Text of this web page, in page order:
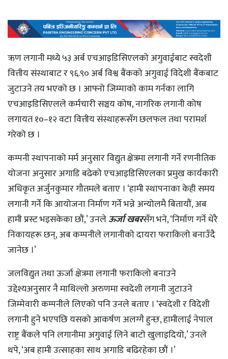
ऋण लगानी मध्ये ५३ अर्ब एचआइडिसिएलको अगुवाईबाट स्वदेशी
वित्तीय संस्थाबाट र ९६.९० अर्ब विश्व बैंकको अगुवाई विदेशी बैंकबाट
जुटाउने तय भएको छ । आफ्नो जिम्माको काम गर्नका लागि
एचआइडिसिएलले कर्मचारी सञ्चय कोष, नागरिक लगानी कोष
लगायत १०–१२ वटा वित्तीय संस्थाहरूसँग छलफल तथा परामर्श
गरेको छ ।
कम्पनी स्थापनाको मर्म अनुसार विद्युत क्षेत्रमा लगानी गर्ने रणनीतिक
योजना अनुसार अगाडि बढेको एचआइडिसिएलका प्रमुख कार्यकारी
अधिकृत अर्जुनकुमार गौतमले बताए । ‘हामी स्थापनाका केही समय
लगानी गर्ने कि आयोजना निर्माण गर्ने भन्ने अन्योलमै बितायौं, अब
हामी प्रस्ट भइसकेका छौं,’ उनलेऊर्जा खबरसँग भने, ‘निर्माण गर्ने धेरै
निकायहरू छन्, अब कम्पनीले लगानीको दायरा फराकिलो बनाउँदै
जानेछ ।’
जलविद्युत तथा ऊर्जा क्षेत्रमा लगानी फराकिलो बनाउने
उद्देश्यअनुसार नै माथिल्लो अरुणमा स्वदेशी लगानी जुटाउने
जिम्मेवारी कम्पनीले लिएको पनि उनले बताए । ‘स्वदेशी र विदेशी
लगानी हुने भएपछि यसको आकर्षण अलग्गै हुन्छ, हामीलाई नेपाल
राष्ट्र बैंकले पनि लगानीमा अगुवाई लिने बाटो खुलाइदियो,’ उनले
थपे, ‘अब हामी उत्साहका साथ अगाडि बढिरहेका छौं ।’